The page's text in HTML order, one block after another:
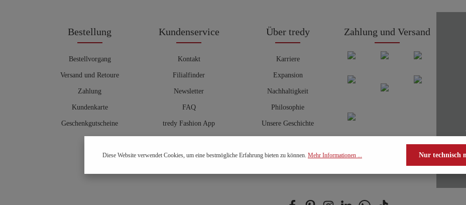
Bestellung
Bestellvorgang
Versand und Retoure
Zahlung
Kundenkarte
Geschenkgutscheine
Kundenservice
Kontakt
Filialfinder
Newsletter
FAQ
tredy Fashion App
Hosenberater
Über tredy
Karriere
Expansion
Nachhaltigkeit
Philosophie
Unsere Geschichte
Zahlung und Versand
Diese Website verwendet Cookies, um eine bestmögliche Erfahrung bieten zu können. Mehr Informationen ... Nur technisch